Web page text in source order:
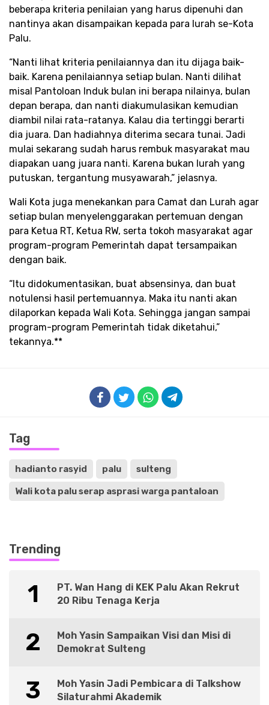
beberapa kriteria penilaian yang harus dipenuhi dan
nantinya akan disampaikan kepada para lurah se-Kota
Palu.
“Nanti lihat kriteria penilaiannya dan itu dijaga baik-
baik. Karena penilaiannya setiap bulan. Nanti dilihat
misal Pantoloan Induk bulan ini berapa nilainya, bulan
depan berapa, dan nanti diakumulasikan kemudian
diambil nilai rata-ratanya. Kalau dia tertinggi berarti
dia juara. Dan hadiahnya diterima secara tunai. Jadi
mulai sekarang sudah harus rembuk masyarakat mau
diapakan uang juara nanti. Karena bukan lurah yang
putuskan, tergantung musyawarah,” jelasnya.
Wali Kota juga menekankan para Camat dan Lurah agar
setiap bulan menyelenggarakan pertemuan dengan
para Ketua RT, Ketua RW, serta tokoh masyarakat agar
program-program Pemerintah dapat tersampaikan
dengan baik.
“Itu didokumentasikan, buat absensinya, dan buat
notulensi hasil pertemuannya. Maka itu nanti akan
dilaporkan kepada Wali Kota. Sehingga jangan sampai
program-program Pemerintah tidak diketahui,”
tekannya.**
Tag
hadianto rasyid palu sulteng
Wali kota palu serap asprasi warga pantaloan
Trending
1
PT. Wan Hang di KEK Palu Akan Rekrut
20 Ribu Tenaga Kerja
2
Moh Yasin Sampaikan Visi dan Misi di
Demokrat Sulteng
3
Moh Yasin Jadi Pembicara di Talkshow
Silaturahmi Akademik